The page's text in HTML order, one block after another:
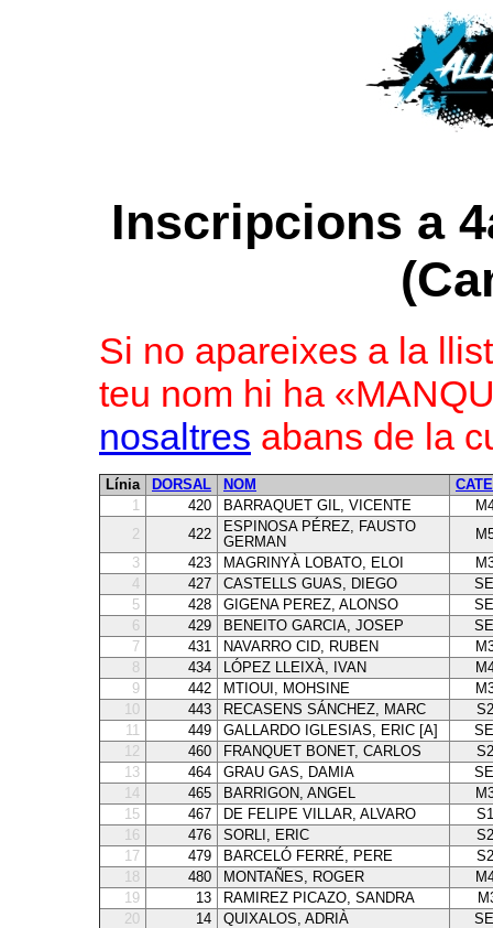
Inscripcions a
Si no apareixes a la
teu nom hi ha
nosaltres abans de la
Línia DORSAL NOM
1
420 BARRAQUET GIL, VICENTE
2
422
ESPINOSA PÉREZ, FAUSTO
GERMAN
3
423 MAGRINYÀ LOBATO, ELOI
4
427 CASTELLS GUAS, DIEGO
5
428 GIGENA PEREZ, ALONSO
6
429 BENEITO GARCIA, JOSEP
7
431 NAVARRO CID, RUBEN
8
434 LÓPEZ LLEIXÀ, IVAN
9
442 MTIOUI, MOHSINE
10
443 RECASENS SÁNCHEZ, MARC
11
449 GALLARDO IGLESIAS, ERIC [A]
12
460 FRANQUET BONET, CARLOS
13
464 GRAU GAS, DAMIA
14
465 BARRIGON, ANGEL
15
467 DE FELIPE VILLAR, ALVARO
16
476 SORLI, ERIC
17
479 BARCELÓ FERRÉ, PERE
18
480 MONTAÑES, ROGER
19
13 RAMIREZ PICAZO, SANDRA
20
14 QUIXALOS, ADRIÀ